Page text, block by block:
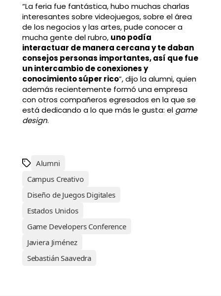
“La feria fue fantástica, hubo muchas charlas
interesantes sobre videojuegos, sobre el área
de los negocios y las artes, pude conocer a
mucha gente del rubro, uno podía
interactuar de manera cercana y te daban
consejos personas importantes, así que fue
un intercambio de conexiones y
conocimiento súper rico”, dijo la alumni, quien
además recientemente formó una empresa
con otros compañeros egresados en la que se
está dedicando a lo que más le gusta: el game
design.
Alumni
Campus Creativo
Diseño de Juegos Digitales
Estados Unidos
Game Developers Conference
Javiera Jiménez
Sebastián Saavedra